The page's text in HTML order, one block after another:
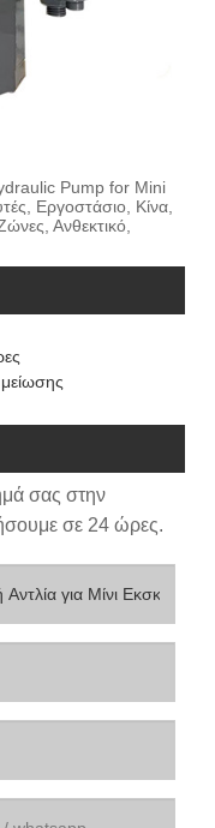
Pump for Mini
Εργοστάσιο, Κίνα,
Ανθεκτικό,
σας στην
σε 24 ώρες.